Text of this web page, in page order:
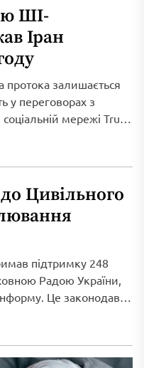
ШІ-
Іран
протока залишається
у переговорах з
мережі Truth
Цивільного
підтримку 248
Радою України,
Це законодавче